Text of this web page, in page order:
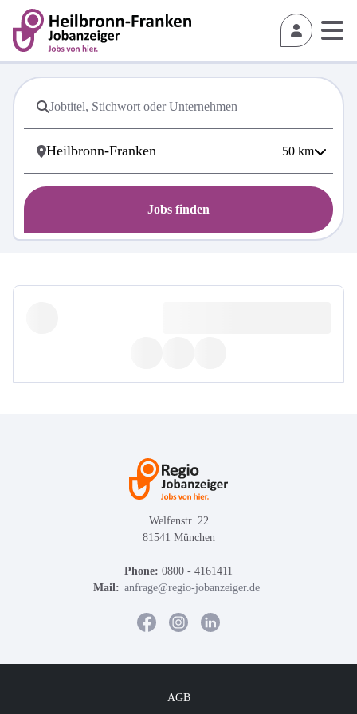
50 km
Jobs finden
Welfenstr. 22
81541 München
Phone: 0800 - 4161411
Mail: anfrage@regio-jobanzeiger.de
AGB